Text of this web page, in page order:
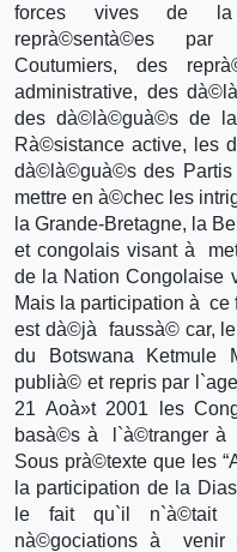
forces vives de la
reprà©sentà©es par
Coutumiers, des
administrative, des
des dà©là©guà©s de
Rà©sistance active, les
dà©là©guà©s des Partis
mettre en à©chec les
la Grande-Bretagne, la
et congolais visant à
de la Nation Congolaise
Mais la participation à ce
est dà©jà faussà© car, le
du Botswana Ketmule
publià© et repris par
21 Aoà»t 2001 les
basà©s à l`à©tranger à
Sous prà©texte que les
la participation de la
le fait qu`il n`à©tait
nà©gociations à